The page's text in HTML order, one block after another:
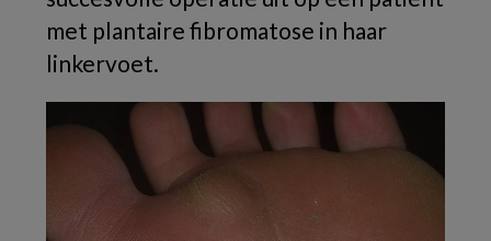
met plantaire fibromatose in haar
linkervoet.